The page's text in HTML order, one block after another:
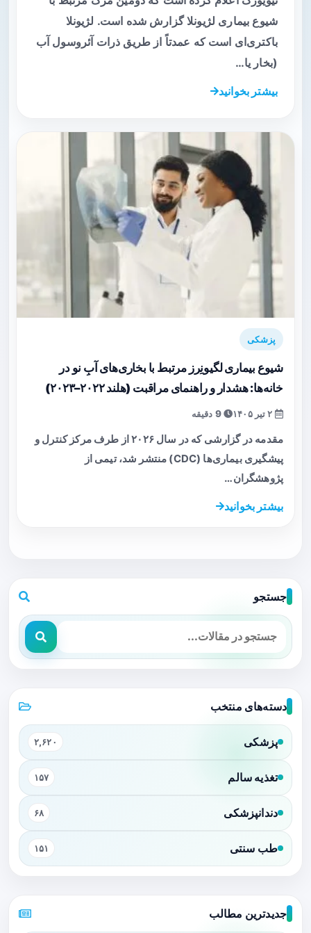
شیوع بیماری لژیونلا گزارش شده است. لژیونلا
باکتری‌ای است که عمدتاً از طریق ذرات آئروسول آب
(بخار یا…
بیشتر بخوانید
پزشکی
شیوع بیماری لگیونِرز مرتبط با بخاری‌های آبِ نو در
خانه‌ها: هشدار و راهنمای مراقبت (هلند ۲۰۲۲–۲۰۲۳)
9 دقیقه
مقدمه در گزارشی که در سال ۲۰۲۶ از طرف مرکز کنترل و
پیشگیری بیماری‌ها (CDC) منتشر شد، تیمی از
پژوهشگران…
بیشتر بخوانید
جستجو
دسته‌های منتخب
پزشکی ۲,۶۲۰
تغذیه سالم ۱۵۷
دندانپزشکی ۶۸
طب سنتی ۱۵۱
جدیدترین مطالب